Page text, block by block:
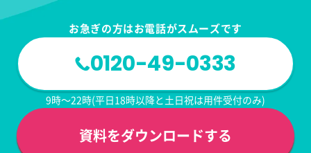
資料をダウンロードする
お急ぎの方はお電話がスムーズです
0120-49-0333
9時～22時(平日18時以降と土日祝は用件受付のみ)